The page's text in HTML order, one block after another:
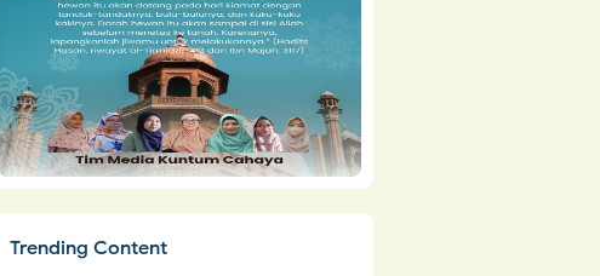
Trending Content